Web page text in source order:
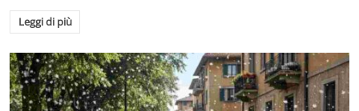
Leggi di più